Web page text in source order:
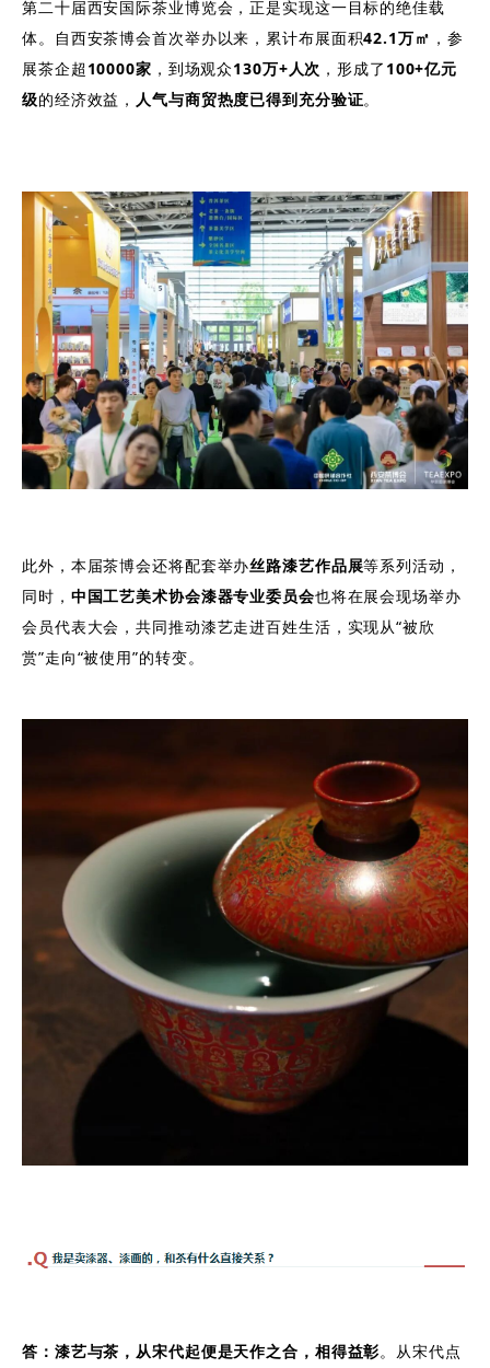
第二十届西安国际茶业博览会，正是实现这一目标的绝佳载
体。自西安茶博会首次举办以来，累计布展面积42.1万㎡ ，参
展茶企超10000家 ，到场观众130万+人次 ，形成了 100+亿元
级的经济效益， 人气与商贸热度已得到充分验证。
此外，本届茶博会还将配套举办丝路漆艺作品展等系列活动，
同时， 中国工艺美术协会漆器专业委员会也将在展会现场举办
会员代表大会，共同推动漆艺走进百姓生活，实现从“被欣
赏”走向“被使用”的转变。
答： 漆艺与茶，从宋代起便是天作之合，相得益彰。从宋代点